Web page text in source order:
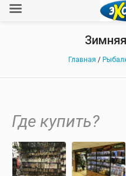
Главная /
Где купить?